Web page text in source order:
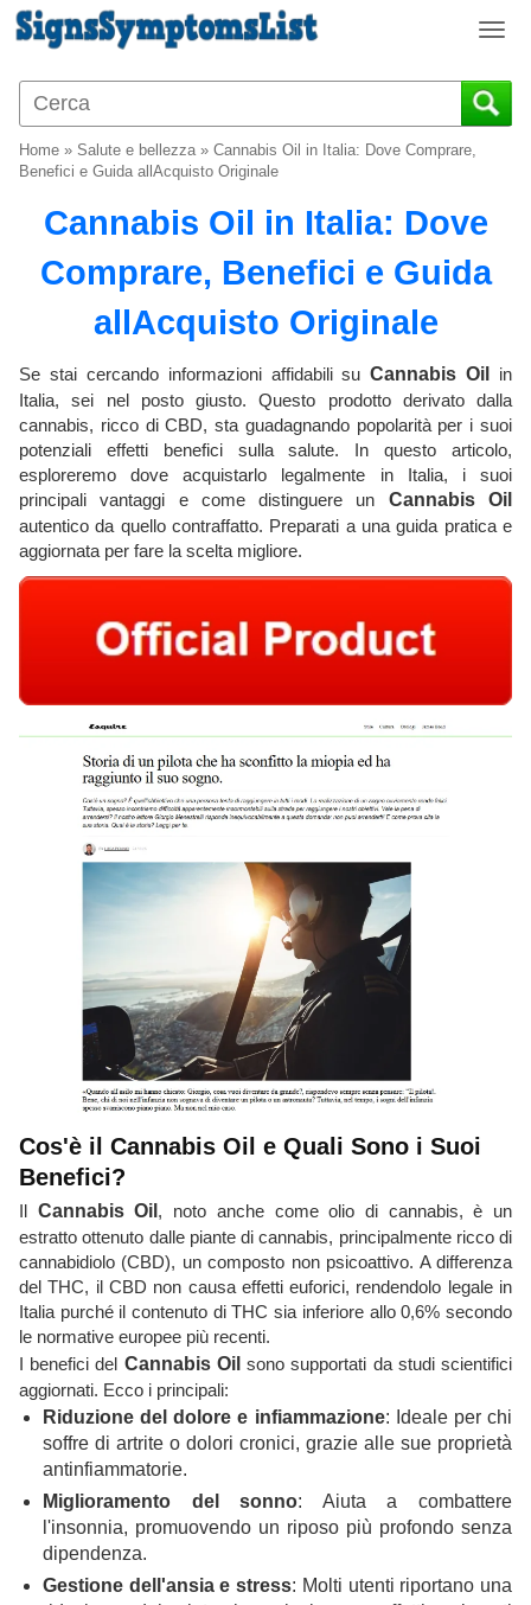
T
g
g
o
n
Home » Salute e bellezza» Cannabis Oil in Italia: Dove Comprare,
Benefici e Guida allAcquisto Originale
Cannabis Oil in Italia: Dove
Comprare, Benefici e Guida
allAcquisto Originale
Se stai cercando informazioni affidabili suCannabis Oil
in
Italia, sei nel posto giusto. Questo prodotto derivato dalla
cannabis, ricco di CBD, sta guadagnando popolarità per i suoi
potenziali effetti benefici sulla salute. In questo articolo,
esploreremo dove acquistarlo legalmente in Italia, i suoi
principali vantaggi e come distinguere un Cannabis Oil
autentico da quello contraffatto. Preparati a una guida pratica e
aggiornata per fare la scelta migliore.
Cos'è il Cannabis Oil e Quali Sono i Suoi
Benefici?
Il Cannabis Oil , noto anche come olio di cannabis, è un
estratto ottenuto dalle piante di cannabis, principalmente ricco di
cannabidiolo (CBD), un composto non psicoattivo. A differenza
del THC, il CBD non causa effetti euforici, rendendolo legale in
Italia purché il contenuto di THC sia inferiore allo 0,6% secondo
le normative europee più recenti.
I benefici del Cannabis Oil sono supportati da studi scientifici
aggiornati. Ecco i principali:
Riduzione del dolore e infiammazione: Ideale per chi
soffre di artrite o dolori cronici, grazie alle sue proprietà
antinfiammatorie.
Miglioramento del sonno: Aiuta a combattere
l'insonnia, promuovendo un riposo più profondo senza
dipendenza.
Gestione dell'ansia e stress: Molti utenti riportano una